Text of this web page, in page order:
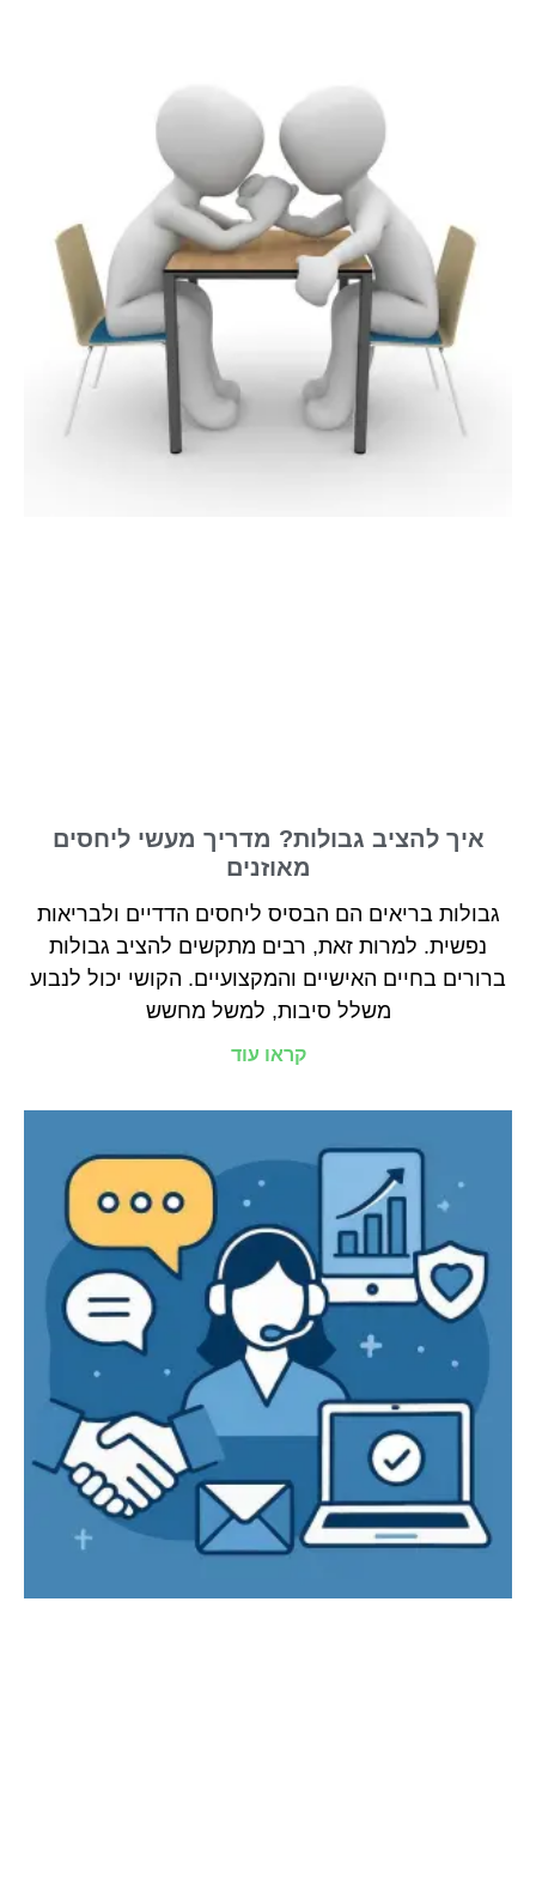
איך להציב גבולות? מדריך מעשי ליחסים
מאוזנים
גבולות בריאים הם הבסיס ליחסים הדדיים ולבריאות
נפשית. למרות זאת, רבים מתקשים להציב גבולות
ברורים בחיים האישיים והמקצועיים. הקושי יכול לנבוע
משלל סיבות, למשל מחשש
קראו עוד